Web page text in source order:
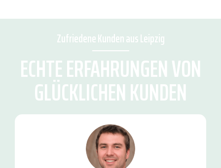
Zufriedene Kunden aus Leipzig
ECHTE ERFAHRUNGEN VON
GLÜCKLICHEN KUNDEN